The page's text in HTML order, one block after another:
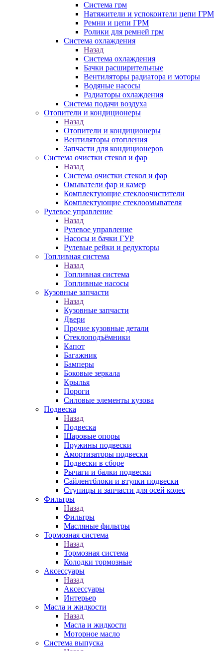
Система грм
Натяжители и успокоители цепи ГРМ
Ремни и цепи ГРМ
Ролики для ремней грм
Система охлаждения
Назад
Система охлаждения
Бачки расширительные
Вентиляторы радиатора и моторы
Водяные насосы
Радиаторы охлаждения
Система подачи воздуха
Отопители и кондиционеры
Назад
Отопители и кондиционеры
Вентиляторы отопления
Запчасти для кондиционеров
Система очистки стекол и фар
Назад
Система очистки стекол и фар
Омыватели фар и камер
Комплектующие стеклоочистители
Комплектующие стеклоомывателя
Рулевое управление
Назад
Рулевое управление
Насосы и бачки ГУР
Рулевые рейки и редукторы
Топливная система
Назад
Топливная система
Топливные насосы
Кузовные запчасти
Назад
Кузовные запчасти
Двери
Прочие кузовные детали
Стеклоподъёмники
Капот
Багажник
Бамперы
Боковые зеркала
Крылья
Пороги
Силовые элементы кузова
Подвеска
Назад
Подвеска
Шаровые опоры
Пружины подвески
Амортизаторы подвески
Подвески в сборе
Рычаги и балки подвески
Сайлентблоки и втулки подвески
Ступицы и запчасти для осей колес
Фильтры
Назад
Фильтры
Масляные фильтры
Тормозная система
Назад
Тормозная система
Колодки тормозные
Аксессуары
Назад
Аксессуары
Интерьер
Масла и жидкости
Назад
Масла и жидкости
Моторное масло
Система выпуска